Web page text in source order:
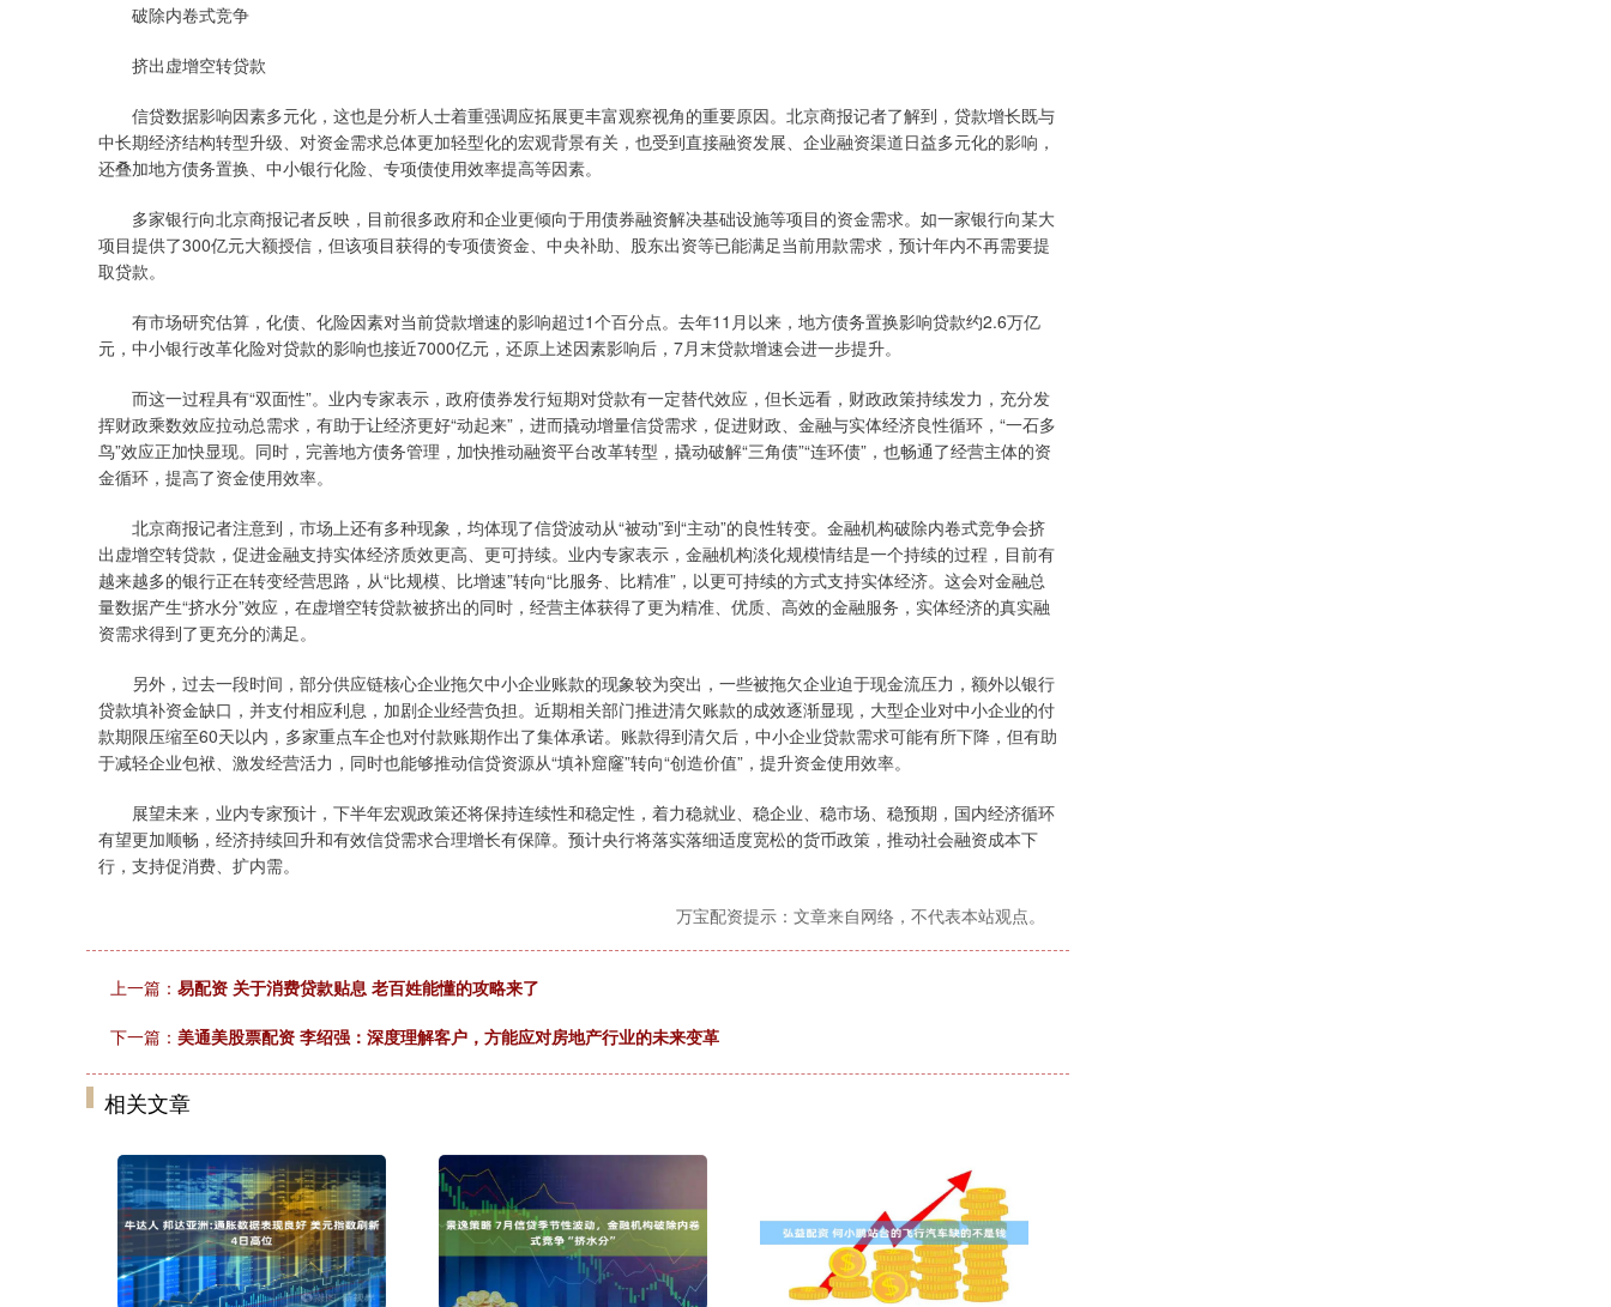
破除内卷式竞争
挤出虚增空转贷款
信贷数据影响因素多元化，这也是分析人士着重强调应拓展更丰富观察视角的重要原因。北京商报记者了解到，贷款增长既与
中长期经济结构转型升级、对资金需求总体更加轻型化的宏观背景有关，也受到直接融资发展、企业融资渠道日益多元化的影响，
还叠加地方债务置换、中小银行化险、专项债使用效率提高等因素。
多家银行向北京商报记者反映，目前很多政府和企业更倾向于用债券融资解决基础设施等项目的资金需求。如一家银行向某大
项目提供了300亿元大额授信，但该项目获得的专项债资金、中央补助、股东出资等已能满足当前用款需求，预计年内不再需要提
取贷款。
有市场研究估算，化债、化险因素对当前贷款增速的影响超过1个百分点。去年11月以来，地方债务置换影响贷款约2.6万亿
元，中小银行改革化险对贷款的影响也接近7000亿元，还原上述因素影响后，7月末贷款增速会进一步提升。
而这一过程具有“双面性”。业内专家表示，政府债券发行短期对贷款有一定替代效应，但长远看，财政政策持续发力，充分发
挥财政乘数效应拉动总需求，有助于让经济更好“动起来”，进而撬动增量信贷需求，促进财政、金融与实体经济良性循环，“一石多
鸟”效应正加快显现。同时，完善地方债务管理，加快推动融资平台改革转型，撬动破解“三角债”“连环债”，也畅通了经营主体的资
金循环，提高了资金使用效率。
北京商报记者注意到，市场上还有多种现象，均体现了信贷波动从“被动”到“主动”的良性转变。金融机构破除内卷式竞争会挤
出虚增空转贷款，促进金融支持实体经济质效更高、更可持续。业内专家表示，金融机构淡化规模情结是一个持续的过程，目前有
越来越多的银行正在转变经营思路，从“比规模、比增速”转向“比服务、比精准”，以更可持续的方式支持实体经济。这会对金融总
量数据产生“挤水分”效应，在虚增空转贷款被挤出的同时，经营主体获得了更为精准、优质、高效的金融服务，实体经济的真实融
资需求得到了更充分的满足。
另外，过去一段时间，部分供应链核心企业拖欠中小企业账款的现象较为突出，一些被拖欠企业迫于现金流压力，额外以银行
贷款填补资金缺口，并支付相应利息，加剧企业经营负担。近期相关部门推进清欠账款的成效逐渐显现，大型企业对中小企业的付
款期限压缩至60天以内，多家重点车企也对付款账期作出了集体承诺。账款得到清欠后，中小企业贷款需求可能有所下降，但有助
于减轻企业包袱、激发经营活力，同时也能够推动信贷资源从“填补窟窿”转向“创造价值”，提升资金使用效率。
展望未来，业内专家预计，下半年宏观政策还将保持连续性和稳定性，着力稳就业、稳企业、稳市场、稳预期，国内经济循环
有望更加顺畅，经济持续回升和有效信贷需求合理增长有保障。预计央行将落实落细适度宽松的货币政策，推动社会融资成本下
行，支持促消费、扩内需。
万宝配资提示：文章来自网络，不代表本站观点。
上一篇： 易配资 关于消费贷款贴息 老百姓能懂的攻略来了
下一篇： 美通美股票配资 李绍强：深度理解客户，方能应对房地产行业的未来变革
相关文章